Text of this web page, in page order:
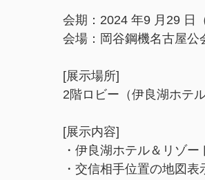
会期：2024 年9 月29 日
会場：岡谷鋼機名古屋公
[展示場所]
2階ロビー（伊良湖ホテ
[展示内容]
・伊良湖ホテル＆リゾ
・交信相手位置の地図